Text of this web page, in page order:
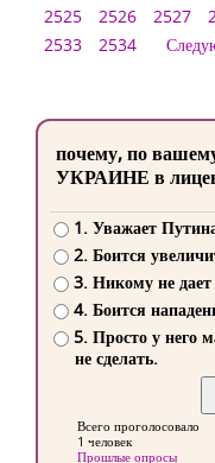
2525
2526 2527
2533
2534
почему, по
УКРАИНЕ в
1. Уважает
2. Боится
3. Никому не
4. Боится
5. Просто у него
не сделать.
Всего проголосовало
1 человек
Прошлые опросы